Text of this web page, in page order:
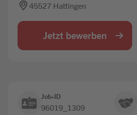
45527 Hattingen
Jetzt bewerben
Job-ID
96019_1309